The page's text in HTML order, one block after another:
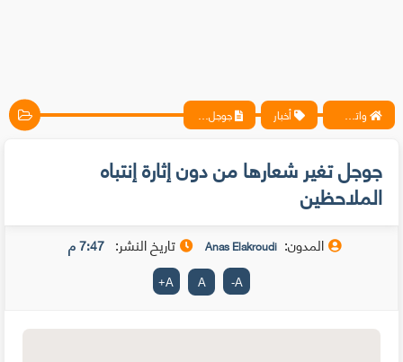
واتس آب ، فيسبوك ، أنترنت ، شروحات تقنية حصرية - المحترف أخبار جوجل تغير شعارها من دون إثارة إنتباه الملاحظين
جوجل تغير شعارها من دون إثارة إنتباه
الملاحظين
المدون: Anas Elakroudi تاريخ النشر: 7:47 م
A
-
A
A
+